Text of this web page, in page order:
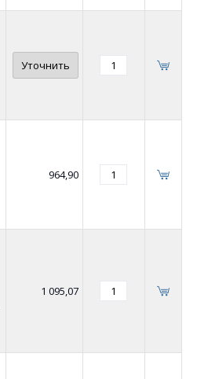
Уточнить
964,90
1 095,07